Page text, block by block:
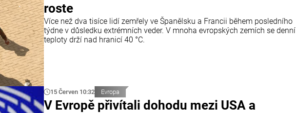
roste
Více než dva tisíce lidí zemřely ve Španělsku a Francii během posledního
týdne v důsledku extrémních veder. V mnoha evropských zemích se denní
teploty drží nad hranicí 40 °C.
15 Červen 10:32 Evropa
V Evropě přivítali dohodu mezi USA a